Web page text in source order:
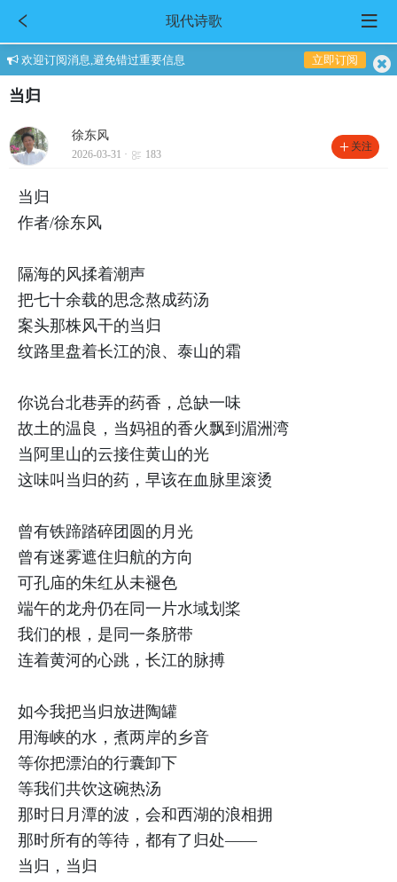
现代诗歌
欢迎订阅消息,避免错过重要信息 立即订阅
当归
徐东风
2026-03-31 · 183
关注
当归
作者/徐东风
隔海的风揉着潮声
把七十余载的思念熬成药汤
案头那株风干的当归
纹路里盘着长江的浪、泰山的霜
你说台北巷弄的药香，总缺一味
故土的温良，当妈祖的香火飘到湄洲湾
当阿里山的云接住黄山的光
这味叫当归的药，早该在血脉里滚烫
曾有铁蹄踏碎团圆的月光
曾有迷雾遮住归航的方向
可孔庙的朱红从未褪色
端午的龙舟仍在同一片水域划桨
我们的根，是同一条脐带
连着黄河的心跳，长江的脉搏
如今我把当归放进陶罐
用海峡的水，煮两岸的乡音
等你把漂泊的行囊卸下
等我们共饮这碗热汤
那时日月潭的波，会和西湖的浪相拥
那时所有的等待，都有了归处——
当归，当归